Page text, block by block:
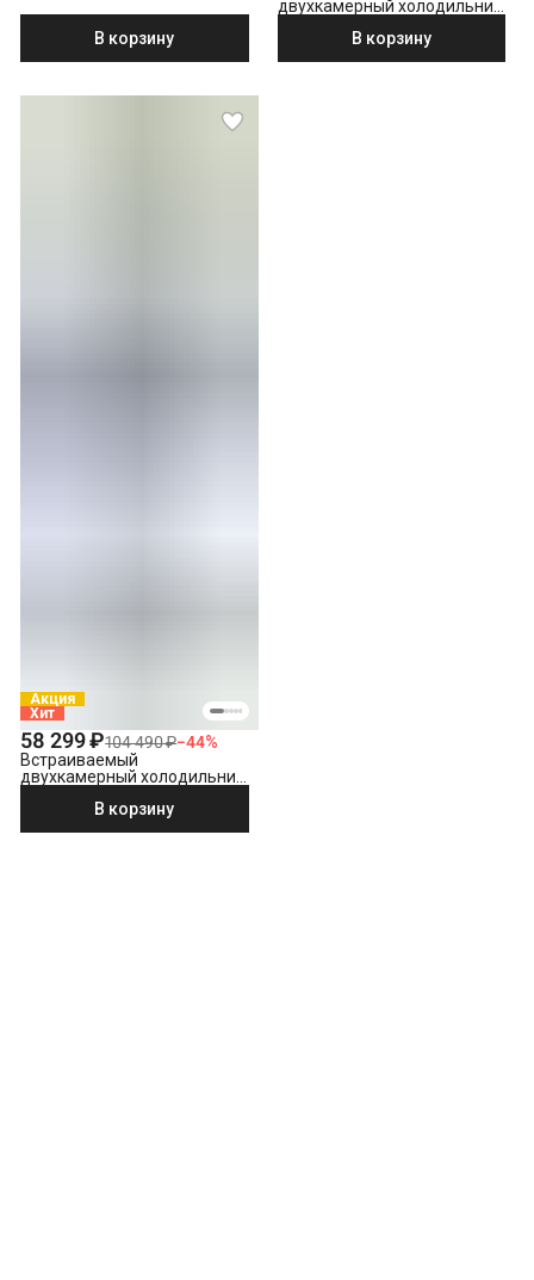
В корзину
двухкамерный холодильник
В корзину
Акция
Хит
58 299 ₽104 490 ₽−44%
Встраиваемый
двухкамерный холодильник
В корзину